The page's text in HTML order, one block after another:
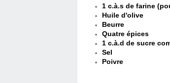
1 c.à.s de farine
Huile d'olive
Beurre
Quatre épices
1 c.à.d de sucre
Sel
Poivre